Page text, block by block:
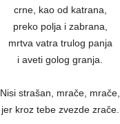
crne, kao od katrana,
preko polja i zabrana,
mrtva vatra trulog panja
i aveti golog granja.
Nisi strašan, mrače, mrače,
jer kroz tebe zvezde zrače.